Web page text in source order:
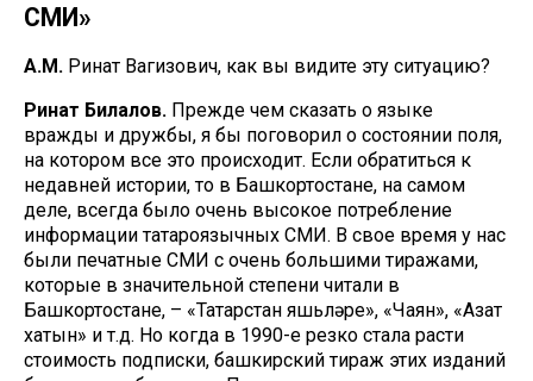
СМИ»
А.М. Ринат Вагизович, как вы видите эту ситуацию?
Ринат Билалов. Прежде чем сказать о языке
вражды и дружбы, я бы поговорил о состоянии поля,
на котором все это происходит. Если обратиться к
недавней истории, то в Башкортостане, на самом
деле, всегда было очень высокое потребление
информации татароязычных СМИ. В свое время у нас
были печатные СМИ с очень большими тиражами,
которые в значительной степени читали в
Башкортостане, – «Татарстан яшьләре», «Чаян», «Азат
хатын» и т.д. Но когда в 1990-е резко стала расти
стоимость подписки, башкирский тираж этих изданий